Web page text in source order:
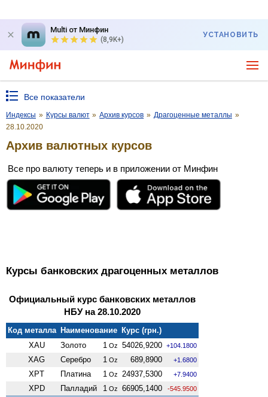
Multi от Минфин
(8,9K+)
УСТАНОВИТЬ
Все показатели
Индексы » Курсы валют » Архив курсов » Драгоценные металлы »
28.10.2020
Архив валютных курсов
Все про валюту теперь и в приложении от Минфин
Курсы банковских драгоценных металлов
Официальный курс банковских металлов
НБУ на 28.10.2020
Код металла Наименование Курс (грн.)
XAU
Золото 1 Oz 54026,9200 +104.1800
XAG Серебро 1 Oz 689,8900 +1.6800
XPT Платина 1 Oz 24937,5300 +7.9400
XPD Палладий 1 Oz 66905,1400 -545.9500